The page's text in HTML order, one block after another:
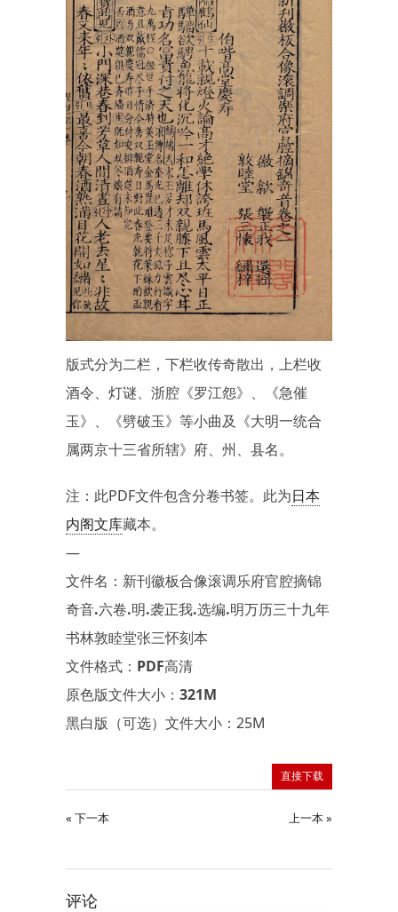
版式分为二栏，下栏收传奇散出，上栏收
酒令、灯谜、浙腔《罗江怨》、《急催
玉》、《劈破玉》等小曲及《大明一统合
属两京十三省所辖》府、州、县名。
注：此PDF文件包含分卷书签。此为日本
内阁文库藏本。
—
文件名：新刊徽板合像滚调乐府官腔摘锦
奇音.六卷.明.袭正我.选编.明万历三十九年
书林敦睦堂张三怀刻本
文件格式：PDF高清
原色版文件大小：321M
黑白版（可选）文件大小：25M
直接下载
« 下一本 上一本 »
评论